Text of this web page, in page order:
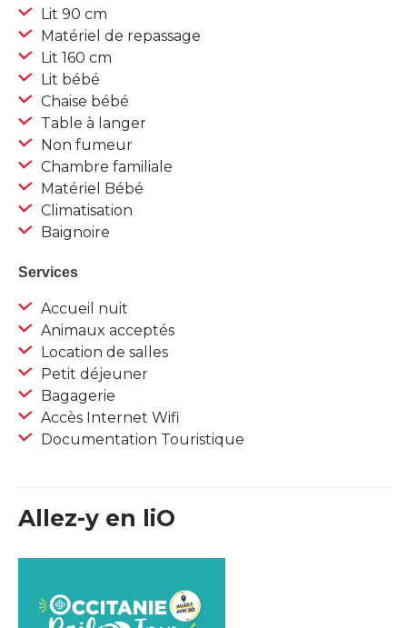
Lit 90 cm
Matériel de repassage
Lit 160 cm
Lit bébé
Chaise bébé
Table à langer
Non fumeur
Chambre familiale
Matériel Bébé
Climatisation
Baignoire
Services
Accueil nuit
Animaux acceptés
Location de salles
Petit déjeuner
Bagagerie
Accès Internet Wifi
Documentation Touristique
Allez-y en liO